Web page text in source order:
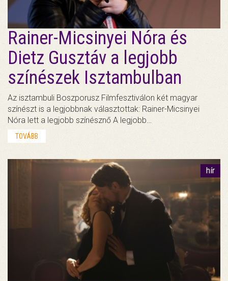
Rainer-Micsinyei Nóra és
Dietz Gusztáv a legjobb
színészek Isztambulban
Az isztambuli Boszporusz Filmfesztiválon két magyar
színészt is a legjobbnak választottak: Rainer-Micsinyei
Nóra lett a legjobb színésznő A legjobb…
TOVÁBB
hír